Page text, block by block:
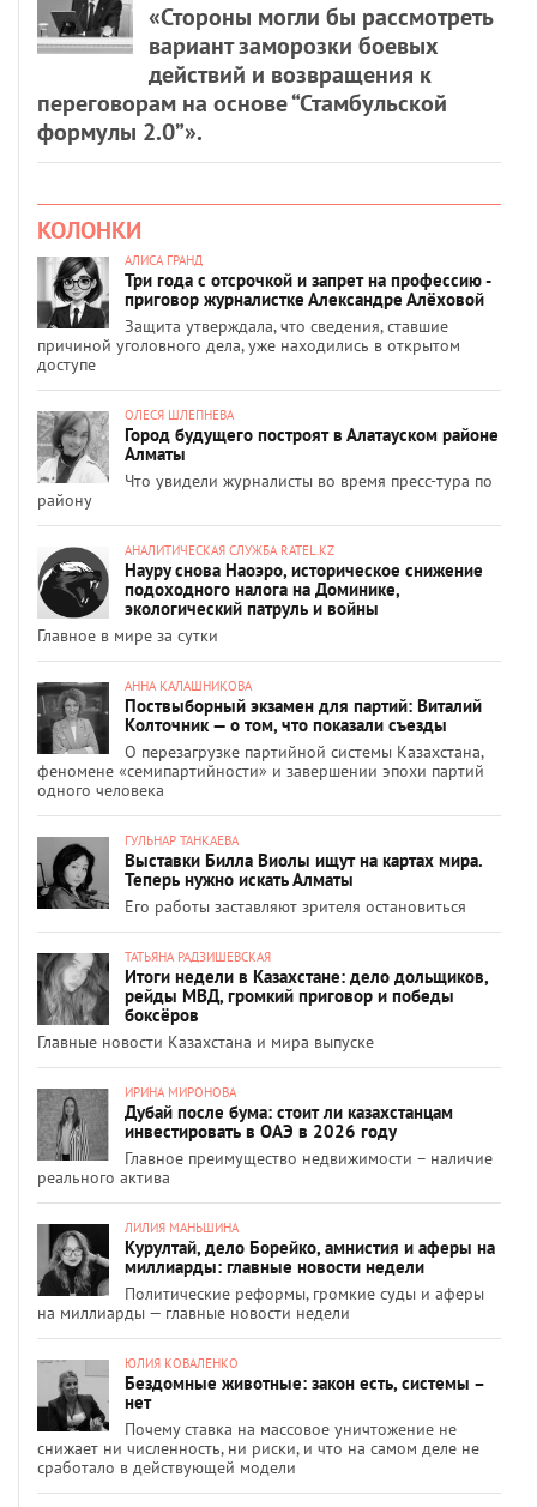
«Стороны могли бы рассмотреть
вариант заморозки боевых
действий и возвращения к
переговорам на основе “Стамбульской
формулы 2.0”».
КОЛОНКИ
АЛИСА ГРАНД
Три года с отсрочкой и запрет на профессию -
приговор журналистке Александре Алёховой
Защита утверждала, что сведения, ставшие
причиной уголовного дела, уже находились в открытом
доступе
ОЛЕСЯ ШЛЕПНЕВА
Город будущего построят в Алатауском районе
Алматы
Что увидели журналисты во время пресс-тура по
району
АНАЛИТИЧЕСКАЯ СЛУЖБА RATEL.KZ
Науру снова Наоэро, историческое снижение
подоходного налога на Доминике,
экологический патруль и войны
Главное в мире за сутки
АННА КАЛАШНИКОВА
Поствыборный экзамен для партий: Виталий
Колточник — о том, что показали съезды
О перезагрузке партийной системы Казахстана,
феномене «семипартийности» и завершении эпохи партий
одного человека
ГУЛЬНАР ТАНКАЕВА
Выставки Билла Виолы ищут на картах мира.
Теперь нужно искать Алматы
Его работы заставляют зрителя остановиться
ТАТЬЯНА РАДЗИШЕВСКАЯ
Итоги недели в Казахстане: дело дольщиков,
рейды МВД, громкий приговор и победы
боксёров
Главные новости Казахстана и мира выпуске
ИРИНА МИРОНОВА
Дубай после бума: стоит ли казахстанцам
инвестировать в ОАЭ в 2026 году
Главное преимущество недвижимости – наличие
реального актива
ЛИЛИЯ МАНЬШИНА
Курултай, дело Борейко, амнистия и аферы на
миллиарды: главные новости недели
Политические реформы, громкие суды и аферы
на миллиарды — главные новости недели
ЮЛИЯ КОВАЛЕНКО
Бездомные животные: закон есть, системы –
нет
Почему ставка на массовое уничтожение не
снижает ни численность, ни риски, и что на самом деле не
сработало в действующей модели